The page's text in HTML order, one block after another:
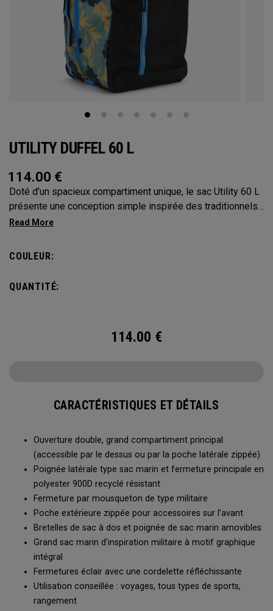
UTILITY DUFFEL 60 L
114.00 €
Doté d’un spacieux compartiment unique, le sac Utility 60 L
présente une conception simple inspirée des traditionnels
sacs marins militaires. Avec sa capacité de 60 L, le format
polyvalent. Il est assez grand pour vous accompagner dans
vos déplacements. Que vous partiez sur une longue
randonnée, une sortie de plongée ou pour ranger votre
COULEUR:
QUANTITÉ:
114.00 €
CARACTÉRISTIQUES ET DÉTAILS
Ouverture double, grand compartiment principal
(accessible par le dessus ou par la poche latérale zippée)
Poignée latérale type sac marin et fermeture principale en
polyester 900D recyclé résistant
Fermeture par mousqueton de type militaire
Poche extérieure zippée pour accessoires sur l’avant
Bretelles de sac à dos et poignée de sac marin amovibles
Grand sac marin d’inspiration militaire à motif graphique
intégral
Fermetures éclair avec une cordelette réfléchissante
Utilisation conseillée : voyages, tous types de sports,
rangement